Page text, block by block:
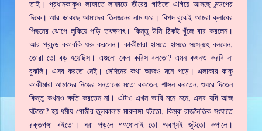
তাই। প্রধানকাকুও লাফাতে লাফাতে তীরের গতিতে এগিয়ে আসছে মন্ডপের
দিকে। আর ডাকছে আমাদের তিনজনের নাম ধরে। বিপদ বুঝেই আমরা ক্লাবের
পিছনের ঝোপে লুকিয়ে পড়ি তৎক্ষণাৎ। কিন্তু উনি ঠিকই খুঁজে বার করলেন।
আর প্রচন্ড বকাবকি শুরু করলেন। কাকীমারা হাসতে হাসতে সস্নেহে বললেন,
তোরা তো বড় হয়েছিস। এগুলো কেন করিস বলতো? এমন কখনও করবি না
বুঝলি। এসব করতে নেই। সেদিনের কথা আজও মনে পড়ে। এলাকার কাকু
কাকীমারা আমাদের নিজের সন্তানের মতো বকতেন, শাসন করতেন, শুধরে দিতেন
কিন্তু কখনও ক্ষতি করতেন না। এটাও এখন ভাবি মনে মনে, এসব যদি আজ
ঘটতো? হয় ধর্মীয় গোষ্ঠীর তুলকালাম মারদাঙ্গা ঘটতো, কিম্বা রাজনৈতিক সংঘাতে
রক্তগঙ্গা বইতো। ধরা পড়লে গণধোলাই তো অবশ্যই জুটতো কপালে।